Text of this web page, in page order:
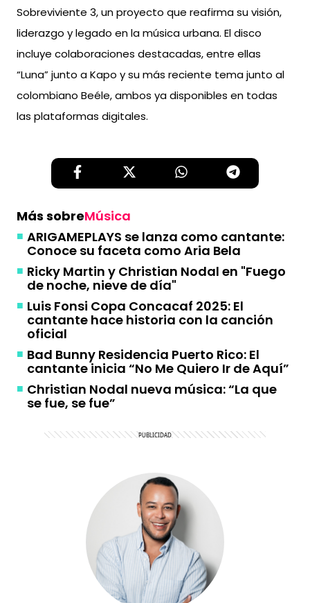
Sobreviviente 3, un proyecto que reafirma su visión,
liderazgo y legado en la música urbana. El disco
incluye colaboraciones destacadas, entre ellas
“Luna” junto a Kapo y su más reciente tema junto al
colombiano Beéle, ambos ya disponibles en todas
las plataformas digitales.
Más sobreMúsica
ARIGAMEPLAYS se lanza como cantante:
Conoce su faceta como Aria Bela
Ricky Martin y Christian Nodal en "Fuego
de noche, nieve de día"
Luis Fonsi Copa Concacaf 2025: El
cantante hace historia con la canción
oficial
Bad Bunny Residencia Puerto Rico: El
cantante inicia “No Me Quiero Ir de Aquí”
Christian Nodal nueva música: “La que
se fue, se fue”